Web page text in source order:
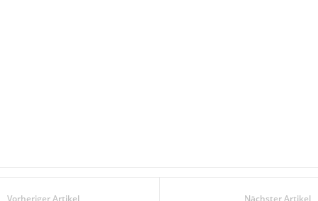
Vorheriger Artikel Nächster Artikel